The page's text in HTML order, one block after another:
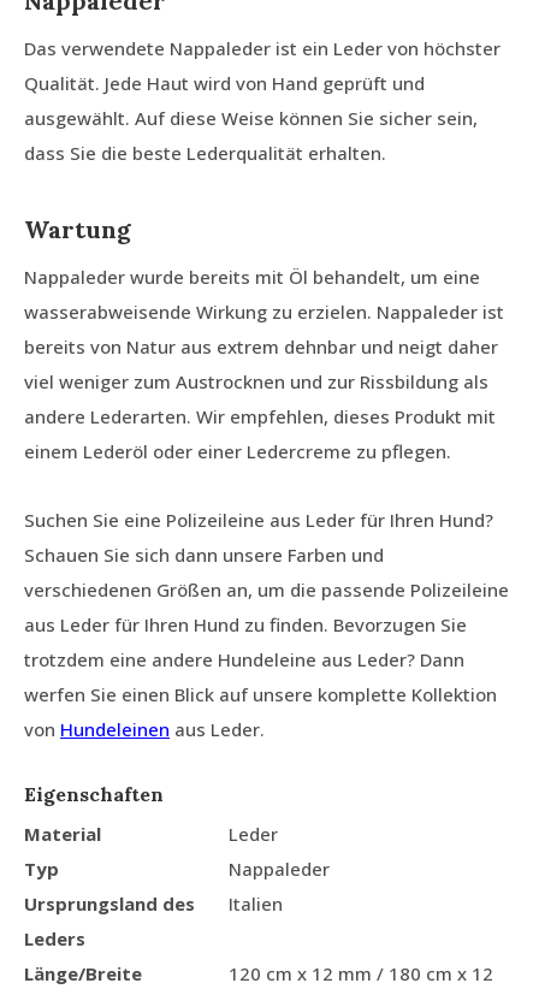
Das verwendete Nappaleder ist ein Leder von höchster
Qualität. Jede Haut wird von Hand geprüft und
ausgewählt. Auf diese Weise können Sie sicher sein,
dass Sie die beste Lederqualität erhalten.
Wartung
Nappaleder wurde bereits mit Öl behandelt, um eine
wasserabweisende Wirkung zu erzielen. Nappaleder ist
bereits von Natur aus extrem dehnbar und neigt daher
viel weniger zum Austrocknen und zur Rissbildung als
andere Lederarten. Wir empfehlen, dieses Produkt mit
einem Lederöl oder einer Ledercreme zu pflegen.
Suchen Sie eine Polizeileine aus Leder für Ihren Hund?
Schauen Sie sich dann unsere Farben und
verschiedenen Größen an, um die passende Polizeileine
aus Leder für Ihren Hund zu finden. Bevorzugen Sie
trotzdem eine andere Hundeleine aus Leder? Dann
werfen Sie einen Blick auf unsere komplette Kollektion
von Hundeleinen aus Leder.
Eigenschaften
Material
Leder
Typ
Nappaleder
Ursprungsland des
Leders
Italien
Länge/Breite
120 cm x 12 mm / 180 cm x 12